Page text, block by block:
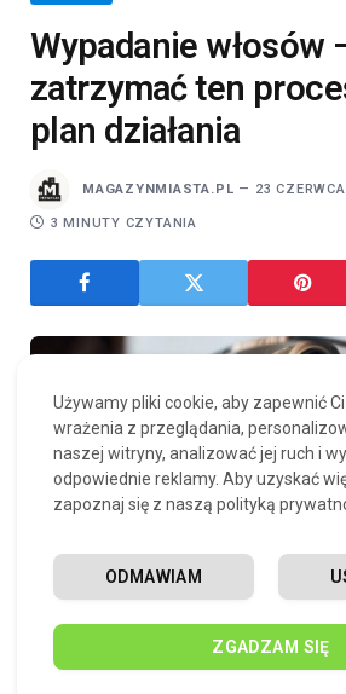
Wypadanie włosów
zatrzymać ten
plan działania
MAGAZYNMIASTA.PL 23
3 MINUTY CZYTANIA
Używamy pliki cookie, aby zapewnić
wrażenia z przeglądania,
naszej witryny, analizować jej ruch i
odpowiednie reklamy. Aby uzyskać
zapoznaj się z naszą polityką
ZGADZAM SIĘ
ODMAWIAM